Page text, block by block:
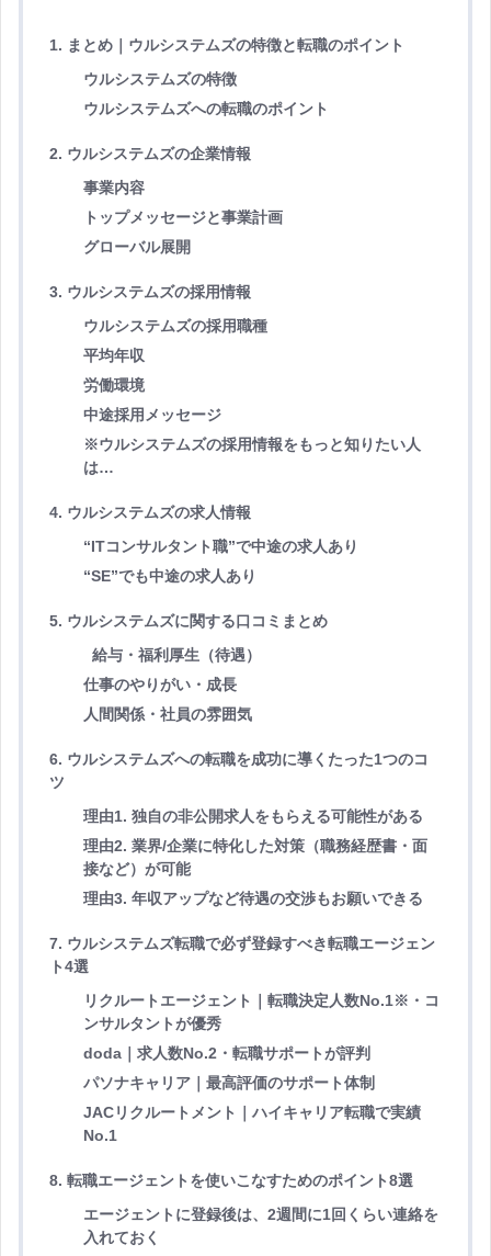
1. まとめ｜ウルシステムズの特徴と転職のポイント
ウルシステムズの特徴
ウルシステムズへの転職のポイント
2. ウルシステムズの企業情報
事業内容
トップメッセージと事業計画
グローバル展開
3. ウルシステムズの採用情報
ウルシステムズの採用職種
平均年収
労働環境
中途採用メッセージ
※ウルシステムズの採用情報をもっと知りたい人
は…
4. ウルシステムズの求人情報
“ITコンサルタント職”で中途の求人あり
“SE”でも中途の求人あり
5. ウルシステムズに関する口コミまとめ
給与・福利厚生（待遇）
仕事のやりがい・成長
人間関係・社員の雰囲気
6. ウルシステムズへの転職を成功に導くたった1つのコ
ツ
理由1. 独自の非公開求人をもらえる可能性がある
理由2. 業界/企業に特化した対策（職務経歴書・面
接など）が可能
理由3. 年収アップなど待遇の交渉もお願いできる
7. ウルシステムズ転職で必ず登録すべき転職エージェン
ト4選
リクルートエージェント｜転職決定人数No.1※・コ
ンサルタントが優秀
doda｜求人数No.2・転職サポートが評判
パソナキャリア｜最高評価のサポート体制
JACリクルートメント｜ハイキャリア転職で実績
No.1
8. 転職エージェントを使いこなすためのポイント8選
エージェントに登録後は、2週間に1回くらい連絡を
入れておく